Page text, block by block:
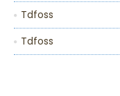
Tdfoss
Tdfoss